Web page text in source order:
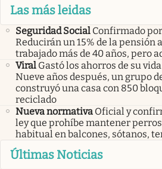
Las más leidas
Seguridad Social Confirmado
Reducirán un 15% de la pensión
trabajado más de 40 años, pero
Viral Gastó los ahorros de su
Nueve años después, un grupo
construyó una casa con 850
reciclado
Nueva normativa Oficial y
ley que prohíbe mantener
habitual en balcones, sótanos,
Últimas Noticias